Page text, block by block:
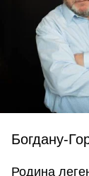
Богдану-
Родина